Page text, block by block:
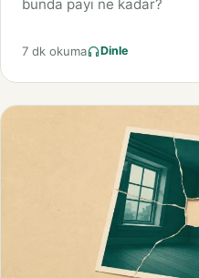
bunda payı ne kadar?
7 dk okuma Dinle